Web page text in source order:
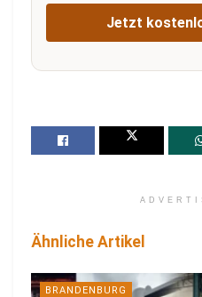
Jetzt
Ähnliche Artikel
BRANDENBURG